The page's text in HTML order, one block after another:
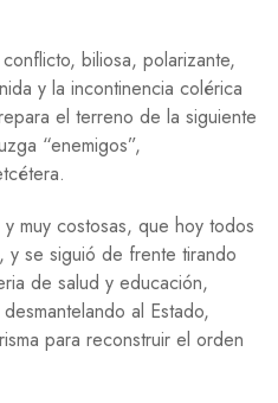
biliosa, polarizante,
y la incontinencia colérica
el terreno de la siguiente
“enemigos”,
muy costosas, que hoy todos
y se siguió de frente tirando
de salud y educación,
al Estado,
para reconstruir el orden